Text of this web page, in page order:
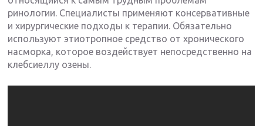
ринологии. Специалисты применяют консервативные
и хирургические подходы к терапии. Обязательно
используют этиотропное средство от хронического
насморка, которое воздействует непосредственно на
клебсиеллу озены.